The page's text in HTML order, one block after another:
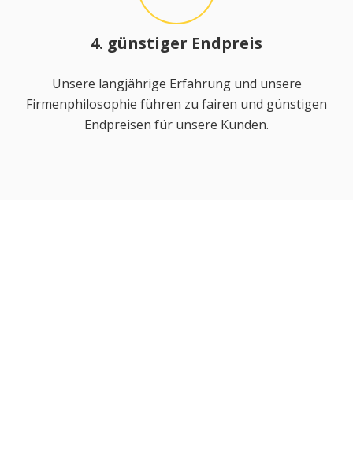
4. günstiger Endpreis
Unsere langjährige Erfahrung und unsere
Firmenphilosophie führen zu fairen und günstigen
Endpreisen für unsere Kunden.